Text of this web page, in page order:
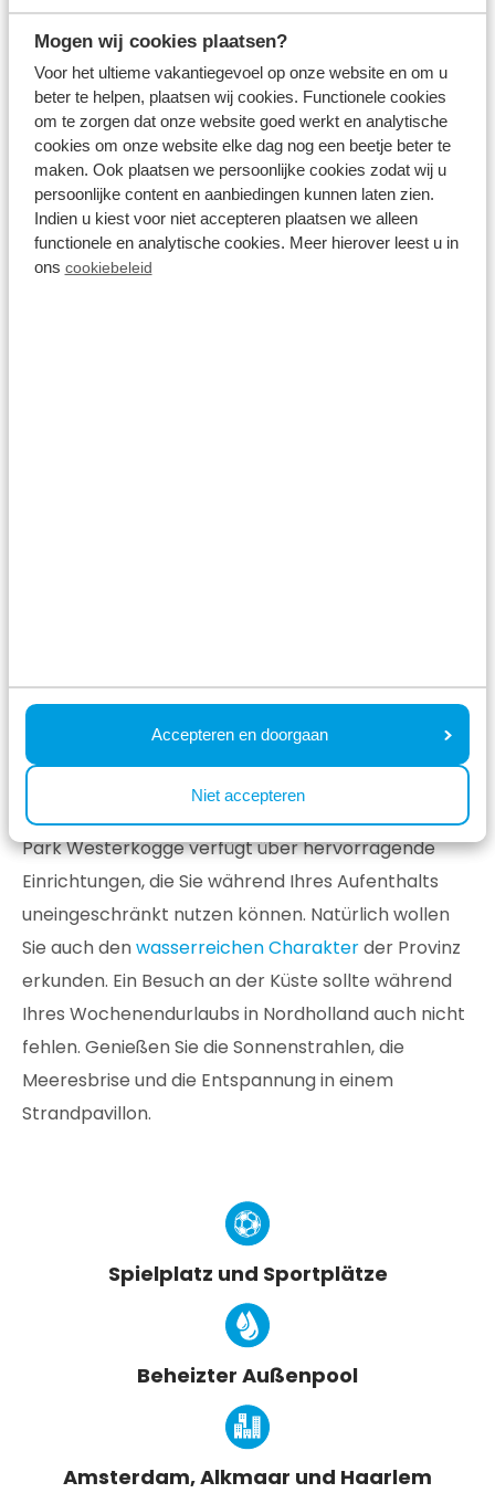
Mogen wij cookies plaatsen?
Voor het ultieme vakantiegevoel op onze website en om u
beter te helpen, plaatsen wij cookies. Functionele cookies
om te zorgen dat onze website goed werkt en analytische
cookies om onze website elke dag nog een beetje beter te
maken. Ook plaatsen we persoonlijke cookies zodat wij u
persoonlijke content en aanbiedingen kunnen laten zien.
Indien u kiest voor niet accepteren plaatsen we alleen
functionele en analytische cookies. Meer hierover leest u in
ons cookiebeleid
Accepteren en doorgaan
Niet accepteren
Park Westerkogge
Berkhout, Nordholland
8.1 1348 Bewertungen
In der Nähe von Amsterdam und Volendam
Ferienhäuser direkt am Wasser
Was können Sie während
Ihres Wochenendurlaubs in
Nordholland unternehmen?
Park Westerkogge verfügt über hervorragende
Einrichtungen, die Sie während Ihres Aufenthalts
uneingeschränkt nutzen können. Natürlich wollen
Sie auch denwasserreichen Charakterder Provinz
erkunden. Ein Besuch an der Küste sollte während
Ihres Wochenendurlaubs in Nordholland auch nicht
fehlen. Genießen Sie die Sonnenstrahlen, die
Meeresbrise und die Entspannung in einem
Strandpavillon.
Spielplatz und Sportplätze
Beheizter Außenpool
Amsterdam, Alkmaar und Haarlem